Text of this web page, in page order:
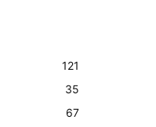
121
35
67